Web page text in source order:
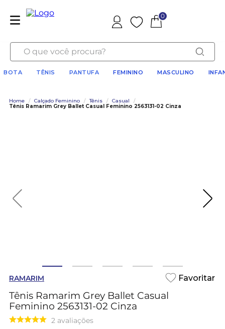
Favoritos
0
O que você procura?
BOTA TÊNIS PANTUFA FEMININO MASCULINO
Home / Calçado Feminino / Tênis / Casual
/
Tênis Ramarim Grey Ballet Casual Feminino 2563131-02 Cinza
RAMARIM
Tênis Ramarim Grey Ballet Casual
Feminino 2563131-02 Cinza
2 avaliações